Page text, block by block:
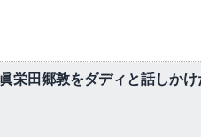
栄田郷敦をダディと話しか